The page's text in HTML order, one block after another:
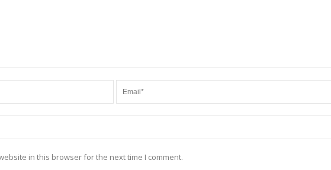
in this browser for the next time I comment.